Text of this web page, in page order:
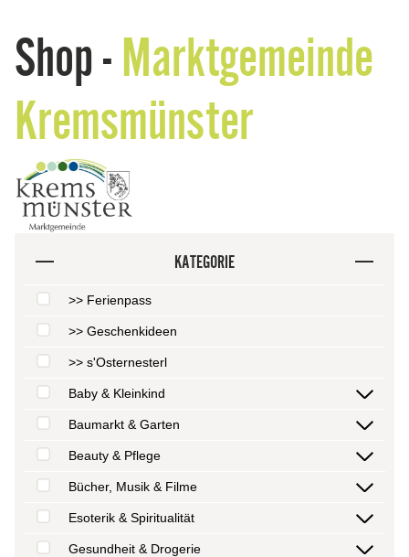
Shop - Marktgemeinde
Kremsmünster
KATEGORIE
>> Ferienpass
>> Geschenkideen
>> s'Osternesterl
Baby & Kleinkind
Baumarkt & Garten
Beauty & Pflege
Bücher, Musik & Filme
Esoterik & Spiritualität
Gesundheit & Drogerie